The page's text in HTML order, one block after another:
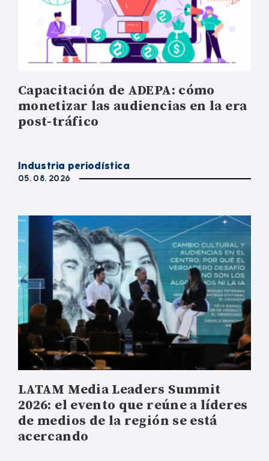
Capacitación de ADEPA: cómo
monetizar las audiencias en la era
post-tráfico
Industria periodística
05. 08. 2026
LATAM Media Leaders Summit
2026: el evento que reúne a líderes
de medios de la región se está
acercando